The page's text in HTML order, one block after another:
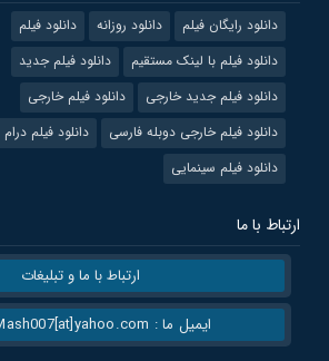
دانلود رایگان فیلم دانلود روزانه
دانلود فیلم
دانلود فیلم با لینک مستقیم
دانلود فیلم جدید
دانلود فیلم جدید خارجی
دانلود فیلم خارجی
دانلود فیلم خارجی دوبله فارسی
دانلود فیلم درام
دانلود فیلم سینمایی
ارتباط با ما
ارتباط با ما و تبلیغات
ایمیل ما : Arash_Mash007[at]yahoo.com